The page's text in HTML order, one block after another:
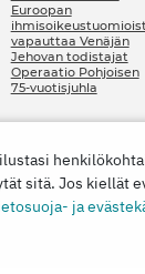
Euroopan
vapauttaa Venäjän
Jehovan todistajat
Operaatio Pohjoisen
75-vuotisjuhla
sitä. Jos kiellät
ja